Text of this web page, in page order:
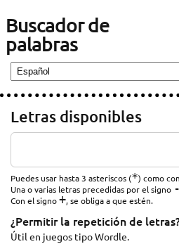
Buscador de
palabras
Letras disponibles
Puedes usar hasta 3 asteriscos (*) como
Una o varias letras precedidas por el signo -
Con el signo+, se obliga a que estén.
¿Permitir la repetición de
Útil en juegos tipo Wordle.